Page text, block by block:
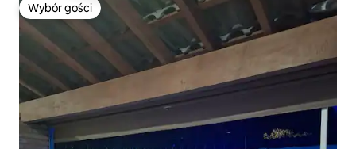
Wybór gości
Wybór gości